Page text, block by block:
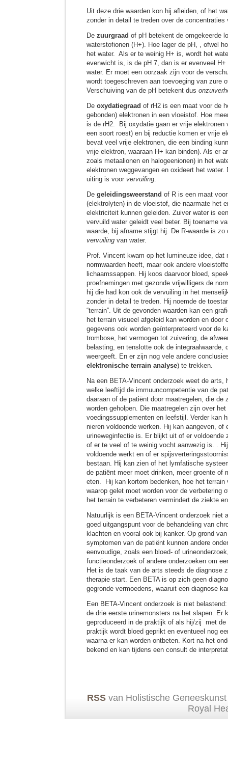
Uit deze drie waarden kon hij afleiden, of het
zonder in detail te treden over de
De zuurgraad of pH betekent de omgekeerde
waterstofionen (H+). Hoe lager de pH, , ofwel
het water. Als er te weinig H+ is, wordt het
evenwicht is, is de pH 7, dan is er evenveel
water. Er moet een oorzaak zijn voor de
wordt toegeschreven aan toevoeging van zure
Verschuiving van de pH betekent dus
De oxydatiegraad of rH2 is een maat voor de
gebonden) elektronen in een vloeistof. Hoe
is de rH2. Bij oxydatie gaan er vrije elektronen
een soort roest) en bij reductie komen er vrije
bevat veel vrije elektronen, die een binding
vrije elektron, waaraan H+ kan binden). Als er
zoals metaalionen en halogeenionen) in het
elektronen weggevangen en oxideert het
uiting is voor vervuiling.
De geleidingsweerstand of R is een maat
(elektrolyten) in de vloeistof, die naarmate het
elektriciteit kunnen geleiden. Zuiver water is
vervuild water geleidt veel beter. Bij toename
waarde, bij afname stijgt hij. De R-waarde is zo
vervuiling van water.
Prof. Vincent kwam op het lumineuze idee, dat
normwaarden heeft, maar ook andere
lichaamssappen. Hij koos daarvoor bloed,
proefnemingen met gezonde vrijwilligers de
hij die had kon ook de vervuiling in het
zonder in detail te treden. Hij noemde de
“terrain”. Uit de gevonden waarden kan een
het terrain visueel afgeleid kan worden en door
gegevens ook worden geïnterpreteerd voor de
trombose, het vermogen tot zuivering, de
belasting, en tenslotte ook de integraalwaarde,
weergeeft. En er zijn nog vele andere
elektronische terrain analyse) te trekken.
Na een BETA-Vincent onderzoek weet de arts,
welke leeftijd de immuuncompetentie van de
daaraan of de patiënt door maatregelen, die de
worden geholpen. Die maatregelen zijn over
voedingssupplementen en leefstijl. Verder kan
nieren voldoende werken. Hij kan aangeven, of
urineweginfectie is. Er blijkt uit of er voldoende
of er te veel of te weinig vocht aanwezig is. .
voldoende werkt en of er
bestaan. Hij kan zien of het lymfatische
de patiënt meer moet drinken, meer groente of
eten. Hij kan kortom bedenken, hoe het terrain
waarop gelet moet worden voor de verbetering
het terrain te verbeteren vermindert de ziekte
Natuurlijk is een BETA-Vincent onderzoek niet
goed uitgangspunt voor de behandeling van
klachten en vooral ook bij kanker. Op grond
symptomen van de patiënt kunnen andere
eenvoudige, zoals een bloed- of
functieonderzoek of andere onderzoeken om
Het is de taak van de arts steeds de diagnose
therapie start. Een BETA is op zich geen
gegronde vermoedens, waaruit een diagnose
Een BETA-Vincent onderzoek is niet
de drie eerste urinemonsters na het slapen. Er
geproduceerd in de praktijk of als hij/zij met de
praktijk wordt bloed geprikt en eventueel nog
waarna er kan worden ontbeten. Kort na het
bekend en kan tijdens een consult de
RSSvan Holistische
Royal